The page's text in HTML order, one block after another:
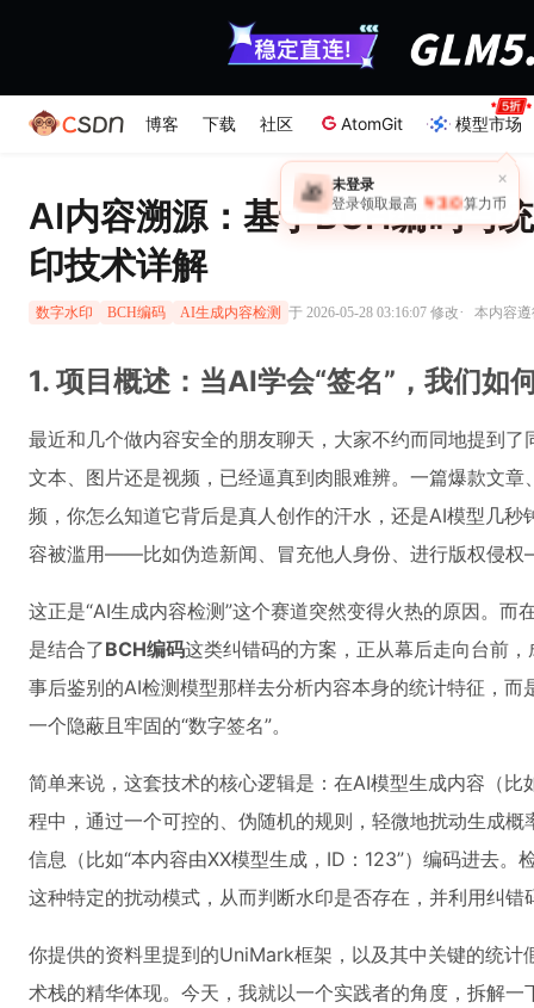
博客 下载 社区 AtomGit 模型市场
×
🎁 未登录
登录领取最高 ￥30 算力币
AI内容溯源：基于BCH编码与
印技术详解
数字水印 BCH编码 AI生成内容检测 于 2026-05-28 03:16:07 修改· 本内容
1. 项目概述：当AI学会“签名”，我们如
最近和几个做内容安全的朋友聊天，大家不约而同地提到
文本、图片还是视频，已经逼真到肉眼难辨。一篇爆款文
频，你怎么知道它背后是真人创作的汗水，还是AI模型几秒
容被滥用——比如伪造新闻、冒充他人身份、进行版权侵
这正是“AI生成内容检测”这个赛道突然变得火热的原因。而
是结合了BCH编码这类纠错码的方案，正从幕后走向台前
事后鉴别的AI检测模型那样去分析内容本身的统计特征，而
一个隐蔽且牢固的“数字签名”。
简单来说，这套技术的核心逻辑是：在AI模型生成内容（
程中，通过一个可控的、伪随机的规则，轻微地扰动生成
信息（比如“本内容由XX模型生成，ID：123”）编码进去
这种特定的扰动模式，从而判断水印是否存在，并利用纠
你提供的资料里提到的UniMark框架，以及其中关键的统计
术栈的精华体现。今天，我就以一个实践者的角度，拆解